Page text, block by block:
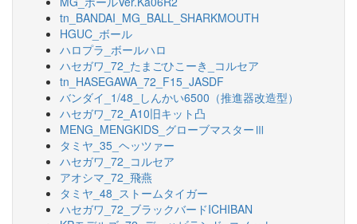
tn_BANDAI_MG_BALL_SHARKMOUTH
HGUC_ボール
ハロプラ_ボールハロ
ハセガワ_72_たまごひこーき_コルセア
tn_HASEGAWA_72_F15_JASDF
バンダイ_1/48_しんかい6500（推進器改造型）
ハセガワ_72_A10旧キット凸
MENG_MENGKIDS_グローブマスターⅢ
タミヤ_35_ヘッツァー
ハセガワ_72_コルセア
アオシマ_72_飛燕
タミヤ_48_ストームタイガー
ハセガワ_72_ブラックバードICHIBAN